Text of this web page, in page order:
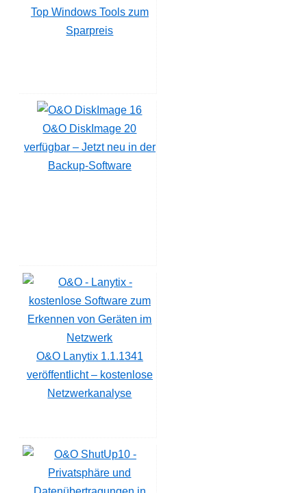
Top Windows Tools zum
Sparpreis
O&O DiskImage 20
verfügbar – Jetzt neu in der
Backup-Software
O&O Lanytix 1.1.1341
veröffentlicht – kostenlose
Netzwerkanalyse